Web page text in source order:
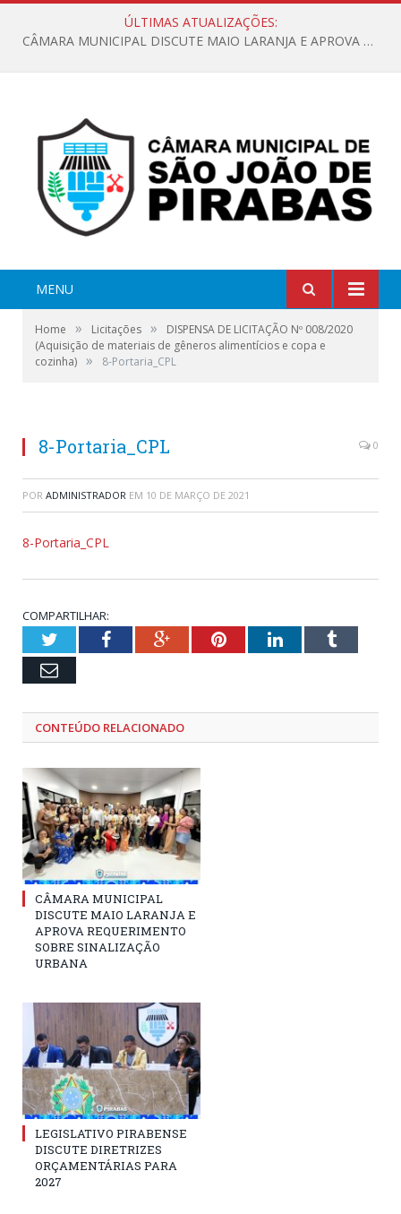
ÚLTIMAS ATUALIZAÇÕES:
CÂMARA MUNICIPAL DISCUTE MAIO LARANJA E APROVA REQUERIMENTO SOBRE SINALIZAÇÃO URBANA
MENU
Home » Licitações »
DISPENSA DE LICITAÇÃO Nº 008/2020
(Aquisição de materiais de gêneros alimentícios e copa e
cozinha) » 8-Portaria_CPL
8-Portaria_CPL 0
POR ADMINISTRADOR EM 10 DE MARÇO DE 2021
8-Portaria_CPL
COMPARTILHAR:
TwitterFacebookGoogle+PinterestLinkedInTumblr
Email
CONTEÚDO RELACIONADO
CÂMARA MUNICIPAL
DISCUTE MAIO LARANJA E
APROVA REQUERIMENTO
SOBRE SINALIZAÇÃO
URBANA
LEGISLATIVO PIRABENSE
DISCUTE DIRETRIZES
ORÇAMENTÁRIAS PARA
2027